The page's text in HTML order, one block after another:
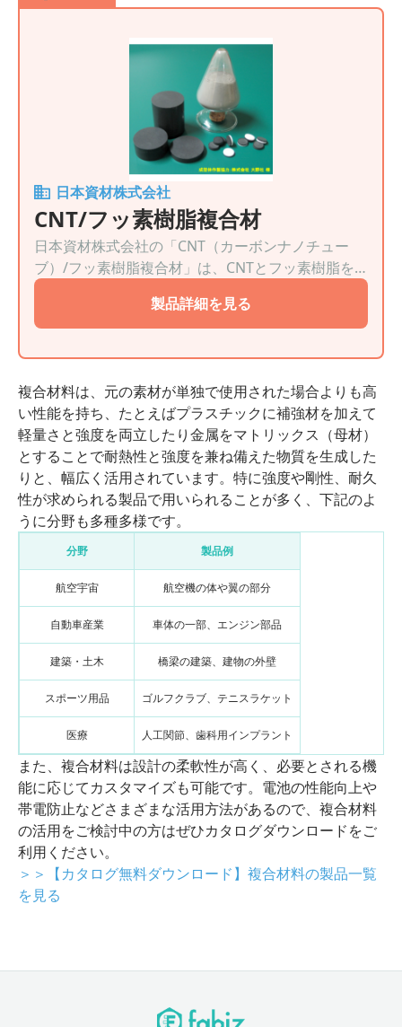
日本資材株式会社
CNT/フッ素樹脂複合材
日本資材株式会社の「CNT（カーボンナノチュー
ブ）/フッ素樹脂複合材」は、CNTとフッ素樹脂を
複合化することで高い導電性を実現した製品です。
従来の複合材と比べて少量のCNT添加量で性能を発
揮するため、コスト削減にもつながります。また、
耐熱性や耐薬品性などのフッ素樹脂の特性を活か
での利用が期待できます。
製品詳細を見る
複合材料は、元の素材が単独で使用された場合よりも高
い性能を持ち、たとえばプラスチックに補強材を加えて
軽量さと強度を両立したり金属をマトリックス（母材）
とすることで耐熱性と強度を兼ね備えた物質を生成した
りと、幅広く活用されています。特に強度や剛性、耐久
性が求められる製品で用いられることが多く、下記のよ
うに分野も多種多様です。
分野 製品例
航空宇宙 航空機の体や翼の部分
自動車産業 車体の一部、エンジン部品
建築・土木 橋梁の建築、建物の外壁
スポーツ用品 ゴルフクラブ、テニスラケット
医療 人工関節、歯科用インプラント
また、複合材料は設計の柔軟性が高く、必要とされる機
能に応じてカスタマイズも可能です。電池の性能向上や
帯電防止などさまざまな活用方法があるので、複合材料
の活用をご検討中の方はぜひカタログダウンロードをご
利用ください。
＞＞【カタログ無料ダウンロード】複合材料の製品一覧
を見る